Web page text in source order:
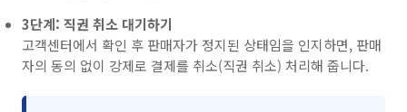
3단계: 직권 취소 대기하기
고객센터에서 확인 후 판매자가 정지된 상태임을 인지하면, 판매
자의 동의 없이 강제로 결제를 취소(직권 취소) 처리해 줍니다.